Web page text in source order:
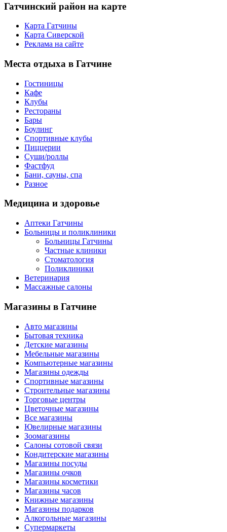
Гатчинский район на карте
Карта Гатчины
Карта Сиверской
Реклама на сайте
Места отдыха в Гатчине
Гостиницы
Кафе
Клубы
Рестораны
Бары
Боулинг
Спортивные клубы
Пиццерии
Суши/роллы
Фастфуд
Бани, сауны, спа
Разное
Медицина и здоровье
Аптеки Гатчины
Больницы и поликлиники
Больницы Гатчины
Частные клиники
Стоматология
Поликлиники
Ветеринария
Массажные салоны
Магазины в Гатчине
Авто магазины
Бытовая техника
Детские магазины
Мебельные магазины
Компьютерные магазины
Магазины одежды
Спортивные магазины
Строительные магазины
Торговые центры
Цветочные магазины
Все магазины
Ювелирные магазины
Зоомагазины
Салоны сотовой связи
Кондитерские магазины
Магазины посуды
Магазины очков
Магазины косметики
Магазины часов
Книжные магазины
Магазины подарков
Алкогольные магазины
Супермаркеты